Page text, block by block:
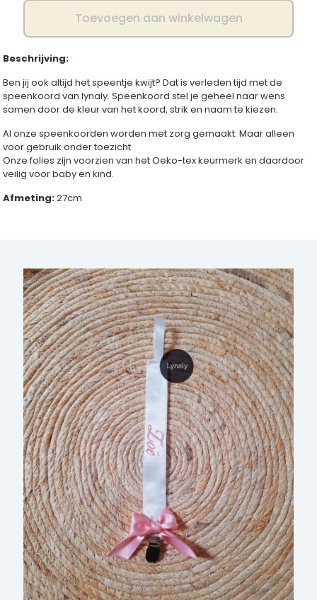
Toevoegen aan winkelwagen
Beschrijving:
Ben jij ook altijd het speentje kwijt? Dat is verleden tijd met de
speenkoord van lynaly. Speenkoord stel je geheel naar wens
samen door de kleur van het koord, strik en naam te kiezen.
Al onze speenkoorden worden met zorg gemaakt. Maar alleen
voor gebruik onder toezicht
Onze folies zijn voorzien van het Oeko-tex keurmerk en daardoor
veilig voor baby en kind.
Afmeting:27cm